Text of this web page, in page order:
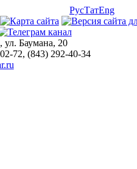
РусТатEng
ул. Баумана, 20
72, (843) 292-40-34